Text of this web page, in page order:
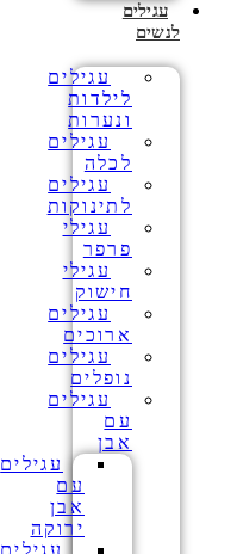
עגילים
לנשים
עגילים
לילדות
ונערות
עגילים
לכלה
עגילים
לתינוקות
עגילי
פרפר
עגילי
חישוק
עגילים
ארוכים
עגילים
נופלים
עגילים
עם
אבן
עגילים
עם
אבן
ירוקה
עגילים